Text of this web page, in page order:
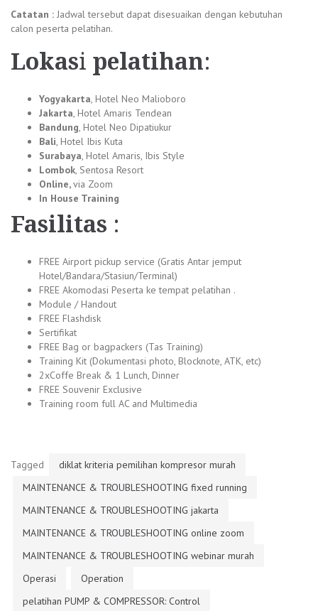
Catatan : Jadwal tersebut dapat disesuaikan dengan kebutuhan
calon peserta pelatihan.
Lokasi pelatihan:
Yogyakarta, Hotel Neo Malioboro
Jakarta, Hotel Amaris Tendean
Bandung, Hotel Neo Dipatiukur
Bali, Hotel Ibis Kuta
Surabaya, Hotel Amaris, Ibis Style
Lombok, Sentosa Resort
Online,via Zoom
In House Training
Fasilitas :
FREE Airport pickup service (Gratis Antar jemput
Hotel/Bandara/Stasiun/Terminal)
FREE Akomodasi Peserta ke tempat pelatihan .
Module / Handout
FREE Flashdisk
Sertifikat
FREE Bag or bagpackers (Tas Training)
Training Kit (Dokumentasi photo, Blocknote, ATK, etc)
2xCoffe Break & 1 Lunch, Dinner
FREE Souvenir Exclusive
Training room full AC and Multimedia
Tagged
diklat kriteria pemilihan kompresor murah
MAINTENANCE & TROUBLESHOOTING fixed running
MAINTENANCE & TROUBLESHOOTING jakarta
MAINTENANCE & TROUBLESHOOTING online zoom
MAINTENANCE & TROUBLESHOOTING webinar murah
Operasi
Operation
pelatihan PUMP & COMPRESSOR: Control